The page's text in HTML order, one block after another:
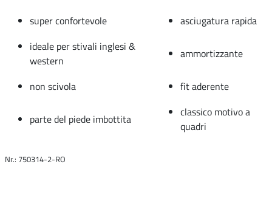
super confortevole
asciugatura rapida
ideale per stivali inglesi &
western
ammortizzante
non scivola fit aderente
parte del piede imbottita
classico motivo a
quadri
Nr.: 750314-2-RO